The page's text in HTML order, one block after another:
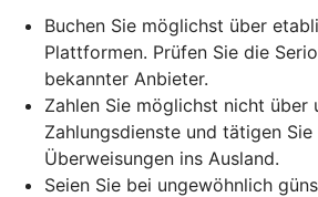
Buchen Sie möglichst über
Plattformen. Prüfen Sie die
bekannter Anbieter.
Zahlen Sie möglichst nicht über
Zahlungsdienste und tätigen Sie
Überweisungen ins Ausland.
Seien Sie bei ungewöhnlich